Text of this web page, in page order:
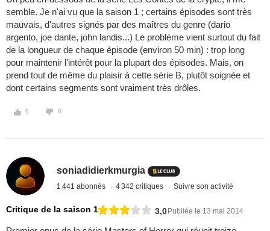
semble. Je n'ai vu que la saison 1 ; certains épisodes sont très
mauvais, d'autres signés par des maîtres du genre (dario
argento, joe dante, john landis...) Le problème vient surtout du fait
de la longueur de chaque épisode (environ 50 min) : trop long
pour maintenir l'intérêt pour la plupart des épisodes. Mais, on
prend tout de même du plaisir à cette série B, plutôt soignée et
dont certains segments sont vraiment très drôles.
0 0
soniadidierkmurgia
1 441 abonnés 4 342 critiques Suivre son activité
Critique de la saison 1 3,0 Publiée le 13 mai 2014